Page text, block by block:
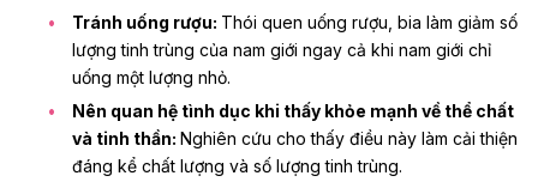
Tránh uống rượu: Thói quen uống rượu, bia làm giảm số
lượng tinh trùng của nam giới ngay cả khi nam giới chỉ
uống một lượng nhỏ.
Nên quan hệ tình dục khi thấy khỏe mạnh về thể chất
và tinh thần: Nghiên cứu cho thấy điều này làm cải thiện
đáng kể chất lượng và số lượng tinh trùng.